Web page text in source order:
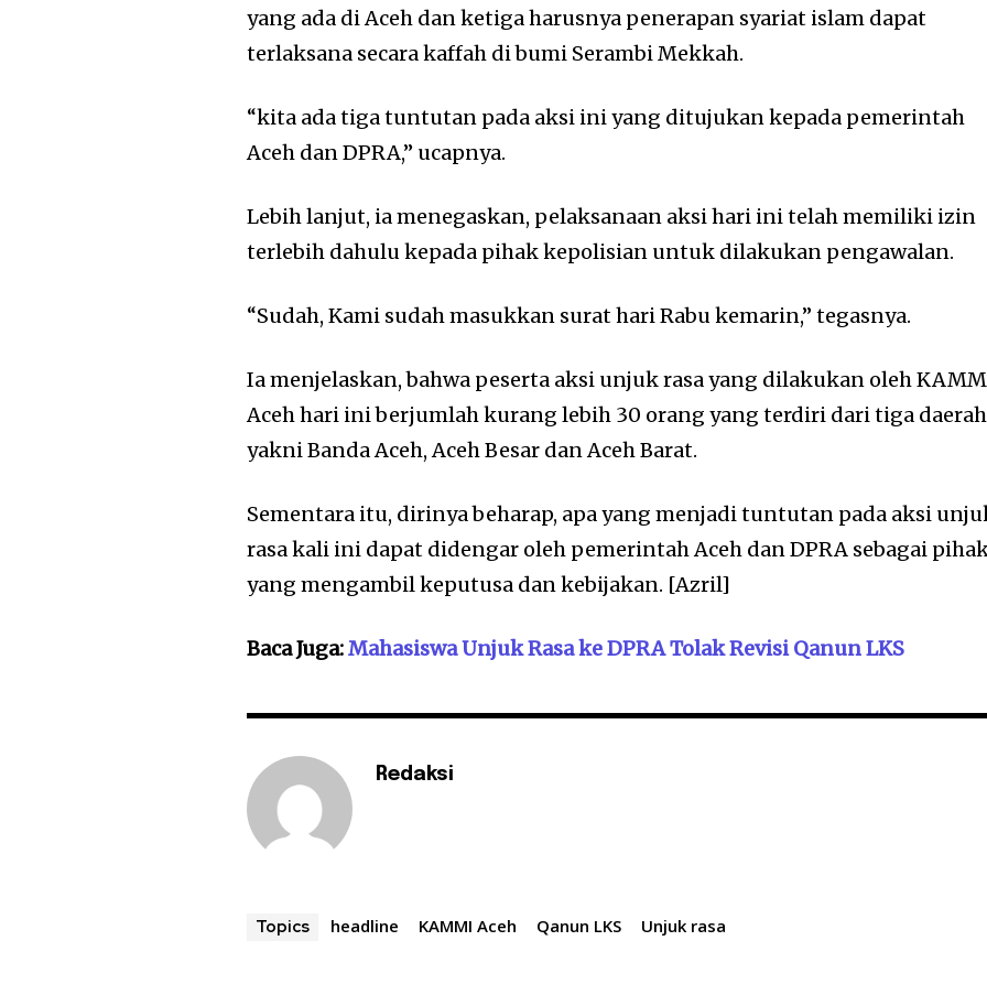
yang ada di Aceh dan ketiga harusnya penerapan syariat islam dapat
terlaksana secara kaffah di bumi Serambi Mekkah.
“kita ada tiga tuntutan pada aksi ini yang ditujukan kepada pemerintah
Aceh dan DPRA,” ucapnya.
Lebih lanjut, ia menegaskan, pelaksanaan aksi hari ini telah memiliki izin
terlebih dahulu kepada pihak kepolisian untuk dilakukan pengawalan.
“Sudah, Kami sudah masukkan surat hari Rabu kemarin,” tegasnya.
Ia menjelaskan, bahwa peserta aksi unjuk rasa yang dilakukan oleh
Aceh hari ini berjumlah kurang lebih 30 orang yang terdiri dari tiga daerah
yakni Banda Aceh, Aceh Besar dan Aceh Barat.
Sementara itu, dirinya beharap, apa yang menjadi tuntutan pada aksi
rasa kali ini dapat didengar oleh pemerintah Aceh dan DPRA sebagai
yang mengambil keputusa dan kebijakan. [Azril]
Baca Juga:Mahasiswa Unjuk Rasa ke DPRA Tolak Revisi Qanun LKS
Redaksi
Topics headline KAMMI Aceh Qanun LKS Unjuk rasa